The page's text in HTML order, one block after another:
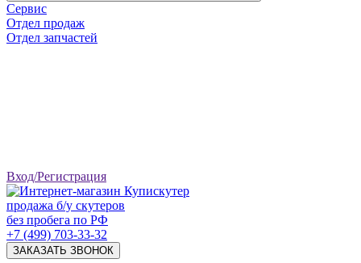
Сервис
Отдел продаж
Отдел запчастей
Вход/Регистрация
продажа б/у скутеров
без пробега по РФ
+7 (499) 703-33-32
ЗАКАЗАТЬ ЗВОНОК